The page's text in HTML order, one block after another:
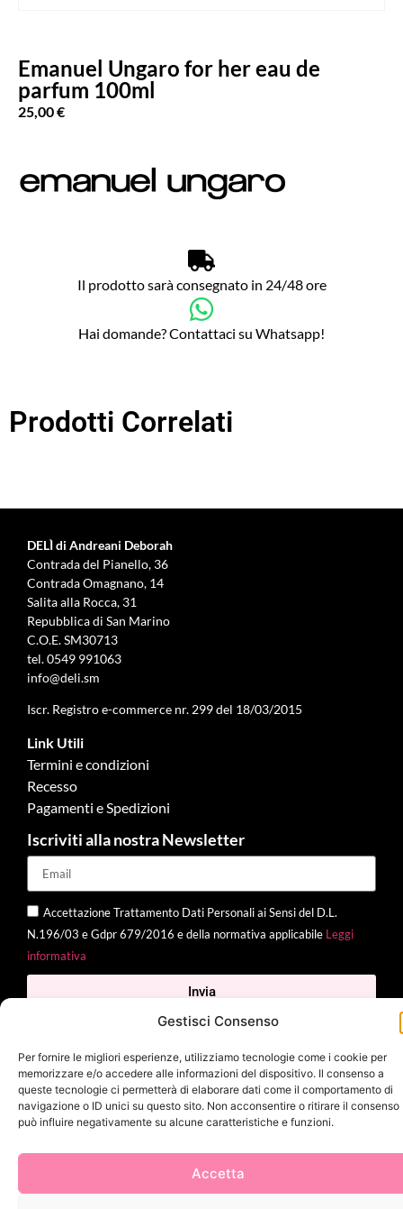
Gestisci Consenso
Per fornire le migliori esperienze, utilizziamo tecnologie come i cookie per
memorizzare e/o accedere alle informazioni del dispositivo. Il consenso a
queste tecnologie ci permetterà di elaborare dati come il comportamento di
navigazione o ID unici su questo sito. Non acconsentire o ritirare il consenso
può influire negativamente su alcune caratteristiche e funzioni.
Accetta
Emanuel Ungaro for her eau de
parfum 100ml
25,00€
Il prodotto sarà consegnato in 24/48 ore
Hai domande? Contattaci su Whatsapp!
Prodotti Correlati
DELÌ di Andreani Deborah
Contrada del Pianello, 36
Contrada Omagnano, 14
Salita alla Rocca, 31
Repubblica di San Marino
C.O.E. SM30713
tel.0549 991063
info@deli.sm
Iscr. Registro e-commerce nr. 299 del 18/03/2015
Link Utili
Termini e condizioni
Recesso
Pagamenti e Spedizioni
Iscriviti alla nostra Newsletter
Accettazione Trattamento Dati Personali ai Sensi del D.L.
N.196/03 e Gdpr 679/2016 e della normativa applicabile Leggi
informativa
Invia
Privacy Policy Cookie Policy | Made with
Mina